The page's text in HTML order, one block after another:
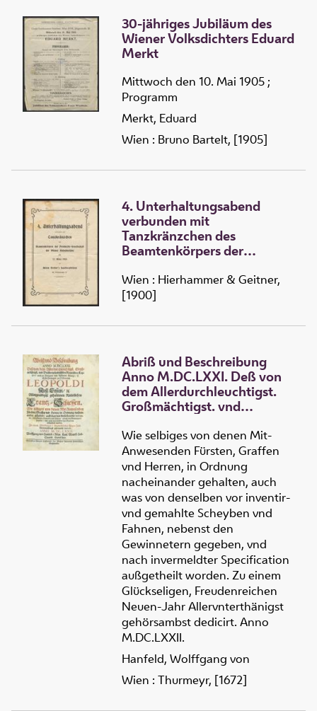
30-jähriges Jubiläum des
Wiener Volksdichters Eduard
Merkt
Mittwoch den 10. Mai 1905 ;
Programm
Merkt, Eduard
Wien : Bruno Bartelt, [1905]
4. Unterhaltungsabend
verbunden mit
Tanzkränzchen des
Beamtenkörpers der
Wiener Fleischselcher am 17.
März 1900 in Anton Dreher's
Hauptstraße 97
Wien : Hierhammer & Geitner,
[1900]
Abriß und Beschreibung
Anno M.DC.LXXI. Deß von
dem Allerdurchleuchtigst.
Großmächtigst. vnd
Römischen Kaysers, auch zu
Hungarn vnd Böheimb
Königs, [et]c. Ertz-
Hertzogen zu Oesterreich
Leopoldi Deß Ersten, [et]c.
Allergnädigist gehaltenen
Ritterlichen Crantz-
Schiessen
Wie selbiges von denen Mit-
Anwesenden Fürsten, Graffen
vnd Herren, in Ordnung
nacheinander gehalten, auch
was von denselben vor inventir-
vnd gemahlte Scheyben vnd
Fahnen, nebenst den
Gewinnetern gegeben, vnd
nach invermeldter Specification
außgetheilt worden. Zu einem
Glückseligen, Freudenreichen
Neuen-Jahr Allervnterthänigst
gehörsambst dedicirt. Anno
M.DC.LXXII.
Hanfeld, Wolffgang von
Wien : Thurmeyr, [1672]